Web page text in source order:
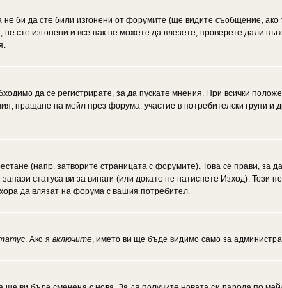
би да сте били изгонени от форумите (ще видите съобщение,
сте изгонени и все пак не можете да влезете, проверете дали
да се регистрирате, за да пускате мнения. При всички
пращане на мейл през форума, участие в потребителски групи и
(напр. затворите страницата с форумите). Това се прави,
статуса ви за винаги (или докато не натиснете Изход). Този
да влязат на форума с вашия потребител.
. Ако я включите, името ви ще бъде видимо само за